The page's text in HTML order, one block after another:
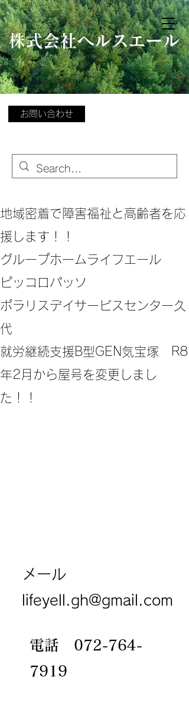
​株式会社ヘルスエール
お問い合わせ
地域密着で障害福祉と高齢者を応
援します！！
グループホームライフエール
ピッコロパッソ
ポラリスデイサービスセンター久
代
​就労継続支援B型GEN気宝塚 R8
年2月から屋号を変更しまし
た！！
メール
lifeyell.gh@gmail.com
電話 072-764-
7919